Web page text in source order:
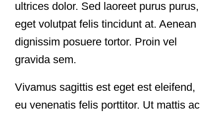
ultrices dolor. Sed laoreet purus purus,
eget volutpat felis tincidunt at. Aenean
dignissim posuere tortor. Proin vel
gravida sem.
Vivamus sagittis est eget est eleifend,
eu venenatis felis porttitor. Ut mattis ac